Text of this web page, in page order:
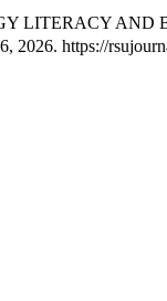
LITERACY AND
2026. https://